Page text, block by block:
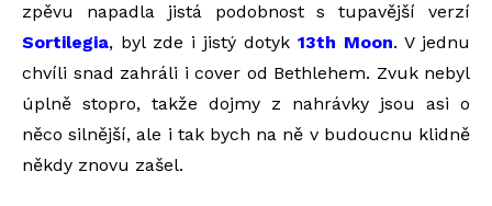
zpěvu napadla jistá podobnost s tupavější verzí
Sortilegia, byl zde i jistý dotyk 13th Moon. V jednu
chvíli snad zahráli i cover od Bethlehem. Zvuk nebyl
úplně stopro, takže dojmy z nahrávky jsou asi o
něco silnější, ale i tak bych na ně v budoucnu klidně
někdy znovu zašel.